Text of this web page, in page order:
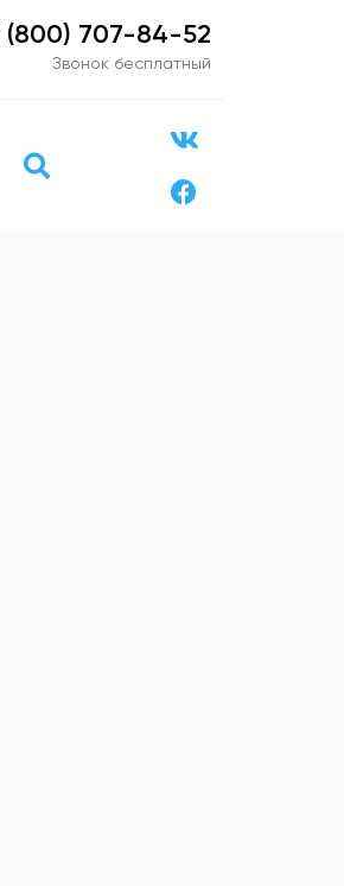
(800) 707-84-52
Звонок бесплатный